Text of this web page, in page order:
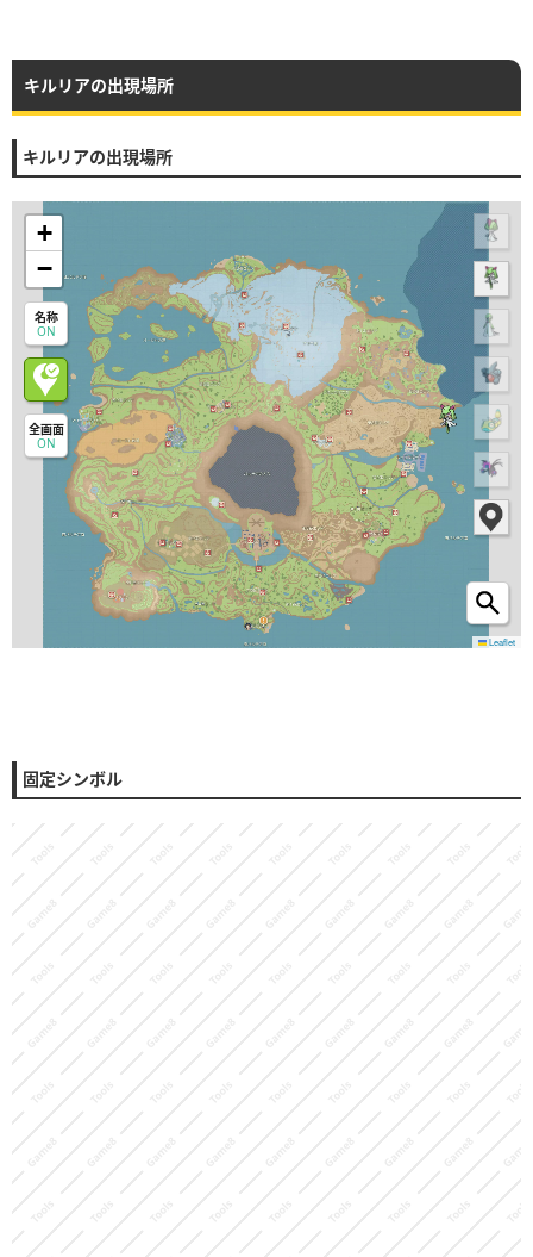
キルリアの出現場所
キルリアの出現場所
+
−
名称
ON
全画面
ON
Leaflet
固定シンボル